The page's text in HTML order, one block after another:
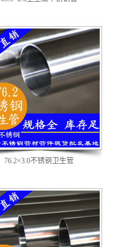
76.2×3.0不锈钢卫生管